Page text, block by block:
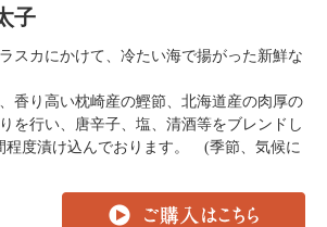
子
スカにかけて、冷たい海で揚がった新鮮な
香り高い枕崎産の鰹節、北海道産の肉厚の
を行い、唐辛子、塩、清酒等をブレンドし
程度漬け込んでおります。 (季節、気候に